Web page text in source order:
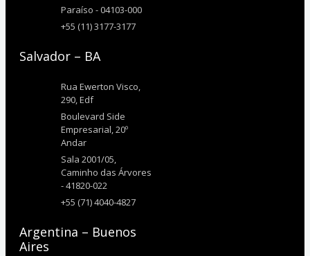
Paraíso - 04103-000
+55 (11) 3177-3177
Salvador – BA
Rua Ewerton Visco,
290, Edf
Boulevard Side
Empresarial, 20º
Andar
Sala 2001/05,
Caminho das Árvores
- 41820-022
+55 (71) 4040-4827
Argentina – Buenos
Aires